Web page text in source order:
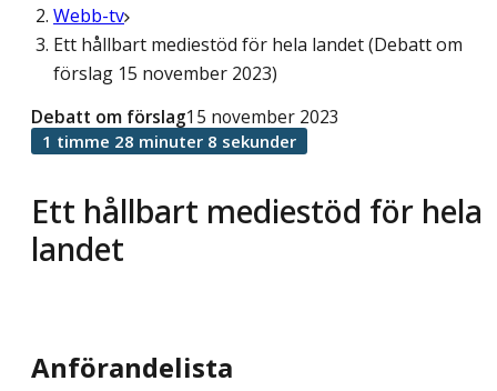
Webb-tv
Ett hållbart mediestöd för hela landet (Debatt om
förslag 15 november 2023)
Ett hållbart mediestöd för hela
landet
Debatt om förslag15 november 2023
1 timme 28 minuter 8 sekunder
Anförandelista